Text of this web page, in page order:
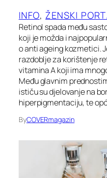
INFO, ŽENSKI
Retinol spada među
koji je možda i
o anti ageing kozmetici.
razdoblje za korištenje
vitamina A koji ima
Među glavnim
ističu su djelovanje na
hiperpigmentaciju, te
ByCOVERmagazin